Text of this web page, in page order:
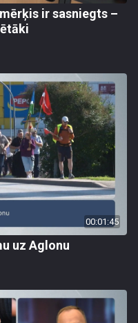
ir sasniegts –
00:01:45
uz Aglonu